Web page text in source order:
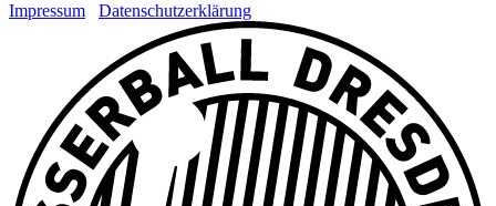
Impressum Datenschutzerklärung